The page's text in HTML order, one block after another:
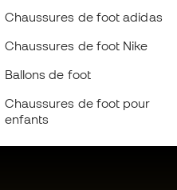
Chaussures de foot adidas
Chaussures de foot Nike
Ballons de foot
Chaussures de foot pour
enfants